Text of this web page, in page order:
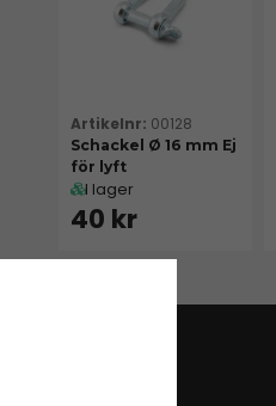
00128
Schackel Ø 16 mm Ej
för lyft
I lager
40 kr